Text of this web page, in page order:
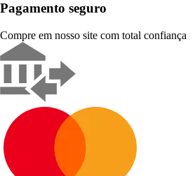
Pagamento seguro
Compre em nosso site com total confiança